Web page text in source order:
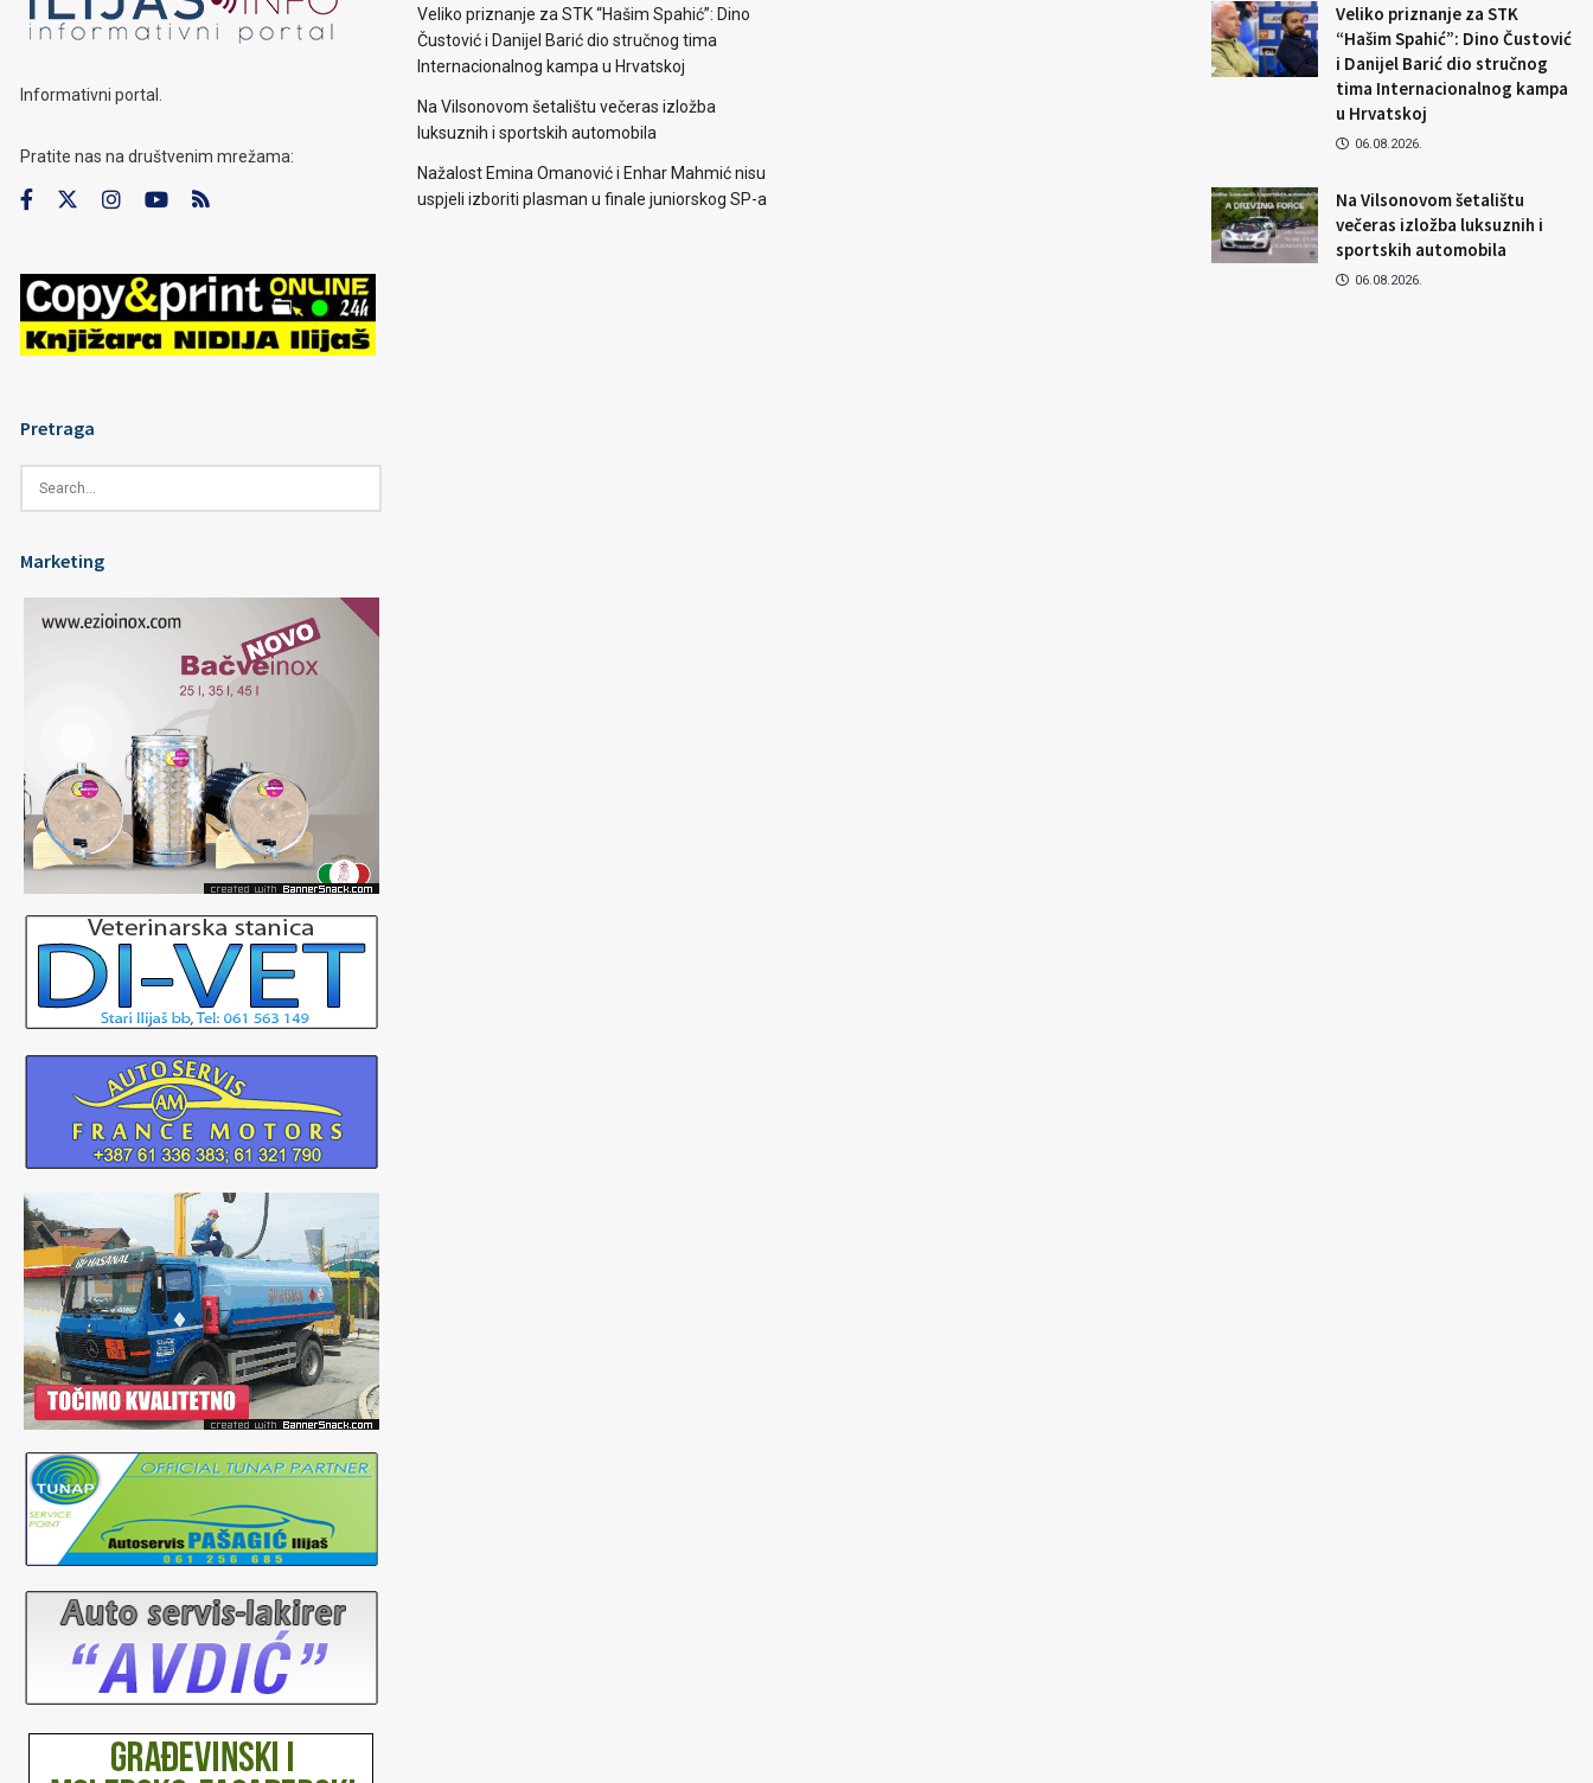
Informativni portal.
Pratite nas na društvenim mrežama:
Pretraga
Marketing
Veliko priznanje za STK “Hašim Spahić”: Dino
Čustović i Danijel Barić dio stručnog tima
Internacionalnog kampa u Hrvatskoj
Na Vilsonovom šetalištu večeras izložba
luksuznih i sportskih automobila
Nažalost Emina Omanović i Enhar Mahmić nisu
uspjeli izboriti plasman u finale juniorskog SP-a
Veliko priznanje za STK
“Hašim Spahić”: Dino Čustović
i Danijel Barić dio stručnog
tima Internacionalnog kampa
u Hrvatskoj
06.08.2026.
Na Vilsonovom šetalištu
večeras izložba luksuznih i
sportskih automobila
06.08.2026.